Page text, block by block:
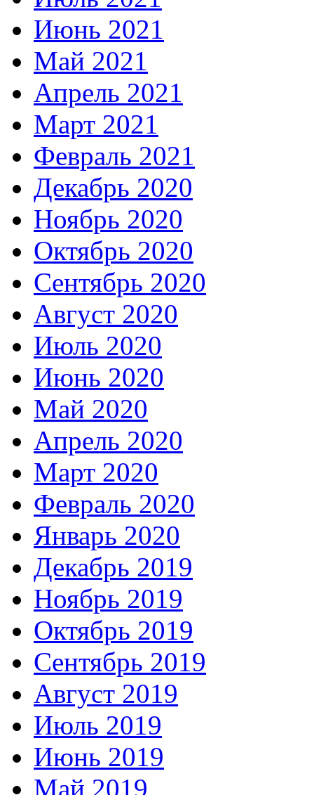
Июнь 2021
Май 2021
Апрель 2021
Март 2021
Февраль 2021
Декабрь 2020
Ноябрь 2020
Октябрь 2020
Сентябрь 2020
Август 2020
Июль 2020
Июнь 2020
Май 2020
Апрель 2020
Март 2020
Февраль 2020
Январь 2020
Декабрь 2019
Ноябрь 2019
Октябрь 2019
Сентябрь 2019
Август 2019
Июль 2019
Июнь 2019
Май 2019